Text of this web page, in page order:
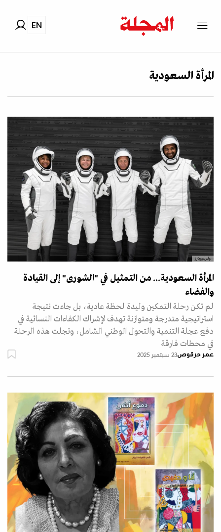
EN
المرأة السعودية
واس/رويترز
المرأة السعودية... من التمثيل في "الشورى" إلى القيادة
والفضاء
لم تكن رحلة التمكين وليدة لحظة عادية، بل جاءت نتيجة
استراتيجية متدرجة ومتوازنة تهدف لإشراك الكفاءات النسائية في
دفع عجلة التنمية والتحول الوطني الشامل، وتجلت هذه الرحلة
في محطات فارقة
عمر حرقوص23 سبتمبر 2025